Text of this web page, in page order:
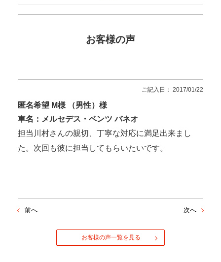
お客様の声
ご記入日： 2017/01/22
匿名希望 M様 （男性）様
車名：メルセデス・ベンツ バネオ
担当川村さんの親切、丁寧な対応に満足出来まし
た。次回も彼に担当してもらいたいです。
前へ 次へ
お客様の声一覧を見る